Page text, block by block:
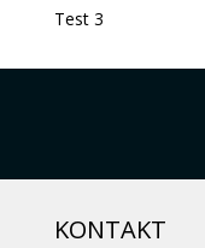
Test 3
KONTAKT